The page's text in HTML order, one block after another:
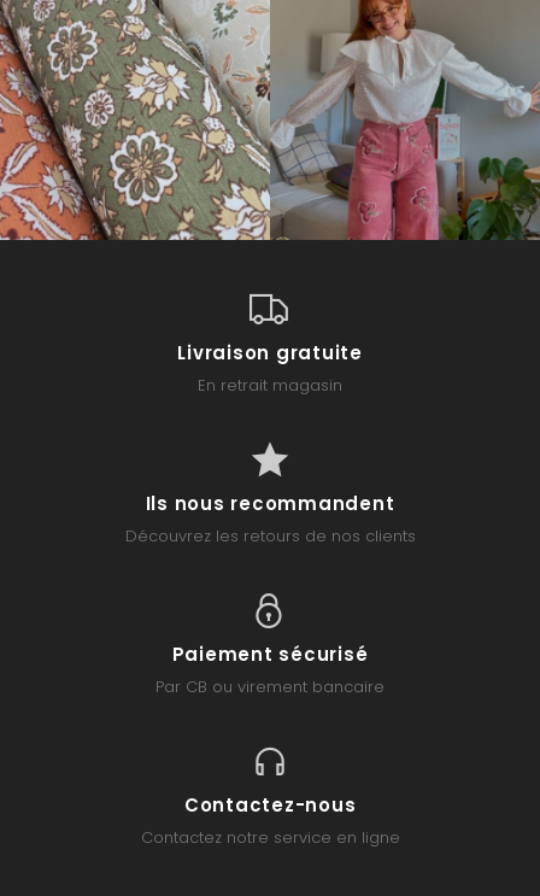
Livraison gratuite
En retrait magasin
Ils nous recommandent
Découvrez les retours de nos clients
Paiement sécurisé
Par CB ou virement bancaire
Contactez-nous
Contactez notre service en ligne